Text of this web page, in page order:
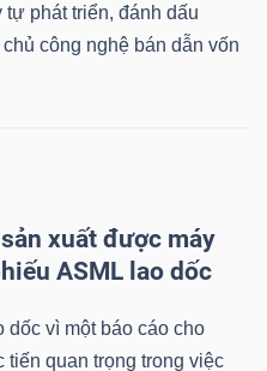
phát triển, đánh dấu
công nghệ bán dẫn vốn
xuất được máy
ASML lao dốc
dốc vì một báo cáo cho
tiến quan trọng trong việc